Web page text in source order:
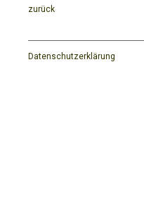
zurück
Datenschutzerklärung